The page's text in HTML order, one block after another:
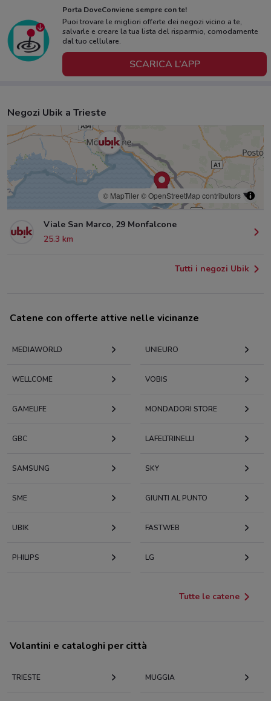
Porta DoveConviene sempre con te!
Puoi trovare le migliori offerte dei negozi vicino a te,
salvarle e creare la tua lista del risparmio, comodamente
dal tuo cellulare.
SCARICA L’APP
Negozi Ubik a Trieste
© MapTiler© OpenStreetMap contributors
Viale San Marco, 29 Monfalcone
25.3 km
Tutti i negozi Ubik
Catene con offerte attive nelle vicinanze
MEDIAWORLD UNIEURO
WELLCOME VOBIS
GAMELIFE MONDADORI STORE
GBC LAFELTRINELLI
SAMSUNG SKY
SME GIUNTI AL PUNTO
UBIK FASTWEB
PHILIPS LG
Tutte le catene
Volantini e cataloghi per città
TRIESTE MUGGIA